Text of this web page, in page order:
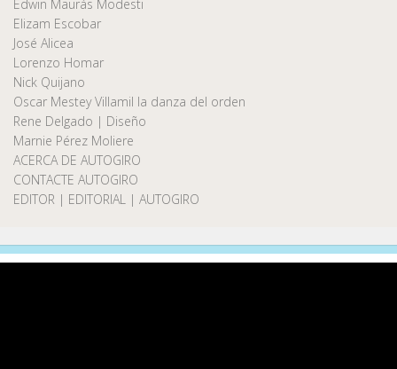
Edwin Maurás Modesti
Elizam Escobar
José Alicea
Lorenzo Homar
Nick Quijano
Oscar Mestey Villamil la danza del orden
Rene Delgado | Diseño
Marnie Pérez Moliere
ACERCA DE AUTOGIRO
CONTACTE AUTOGIRO
EDITOR | EDITORIAL | AUTOGIRO